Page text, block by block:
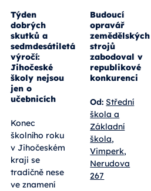
Týden
dobrých
skutků a
sedmdesátiletá
výročí:
Jihočeské
školy nejsou
jen o
učebnicích
Konec
školního roku
v Jihočeském
kraji se
tradičně nese
ve znamení
Budoucí
opravář
zemědělských
strojů
zabodoval v
republikové
konkurenci
Od: Střední
škola a
Základní
škola,
Vimperk,
Nerudova
267